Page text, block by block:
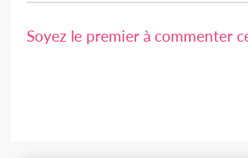
Soyez le premier à commenter